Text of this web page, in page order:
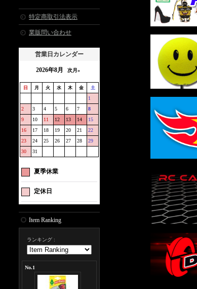
特定商取引法表示
業販問い合わせ
営業日カレンダー
2026年8月 次月»
日 月 火 水 木 金 土
1
2
3 4 5 6 7
8
9
10 11 12 13 14
15
16
17 18 19 20 21
22
23
24 25 26 27 28
29
30
31
夏季休業
定休日
Item Ranking
ランキング :
No.1